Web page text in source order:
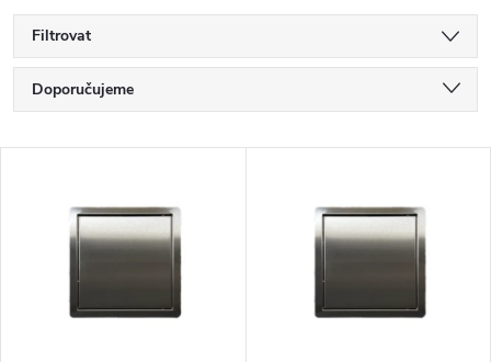
Filtrovat
Ř
a
Doporučujeme
Nejprodávanější
Abecedně